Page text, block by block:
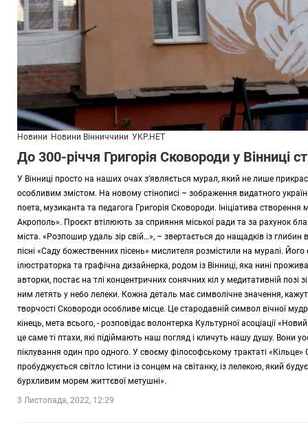
Новини Новини Вінниччини УКР.НЕТ
До 300-річчя Григорія Сковороди у Вінниці
У Вінниці просто на наших очах з’являється мурал, який не лише
особливим змістом. На новому стінописі – зображення видатного
поета, музиканта та педагога Григорія Сковороди. Ініціатива
Акрополь». Проєкт втілюють за сприяння міської ради та за рахунок
міста. «Розпошир удаль зір свій…», – звертається до нащадків із глибин
пісні «Саду божественних пісень» мислителя розмістили на муралі.
ілюстраторка та графічна дизайнерка, родом із Вінниці, яка нині
авторки, постає на тлі концентричних сонячних кіл у медитативній
ним летять у небо лелеки. Кожна деталь має символічне значення,
творчості Сковороди особливе місце. Це стародавній символ вічної
кінець, мета всього, - розповідає волонтерка Культурної асоціації
це саме ті птахи, які підіймають наш погляд і кличуть нашу душу. Вони
піклування один про одного. У своєму філософському трактаті
пробуджується світло Істини із сонцем на світанку, із лелекою, який
бурхливим морем життєвої метушні».
3 Листопада, 2022, 12:29